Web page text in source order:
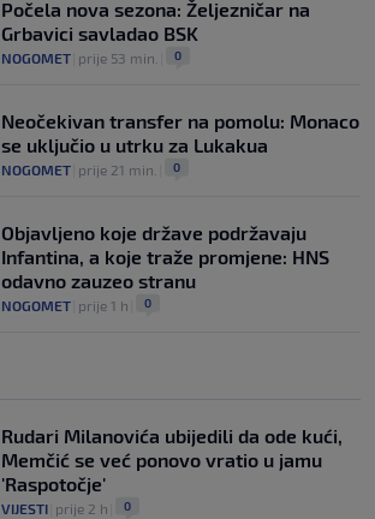
Počela nova sezona: Željezničar na
Grbavici savladao BSK
NOGOMET prije 53 min. 0
Neočekivan transfer na pomolu: Monaco
se uključio u utrku za Lukakua
NOGOMET prije 21 min. 0
Objavljeno koje države podržavaju
Infantina, a koje traže promjene: HNS
odavno zauzeo stranu
NOGOMET prije 1 h 0
Rudari Milanovića ubijedili da ode kući,
Memčić se već ponovo vratio u jamu
'Raspotočje'
VIJESTI prije 2 h 0